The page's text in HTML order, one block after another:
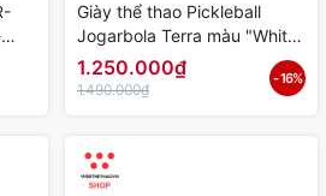
Giày thể thao Pickleball
Jogarbola Terra màu "White"
JG-TERRA-04 - Hàng Chính
Hãng
1.250.000₫
1.490.000₫
- 16%